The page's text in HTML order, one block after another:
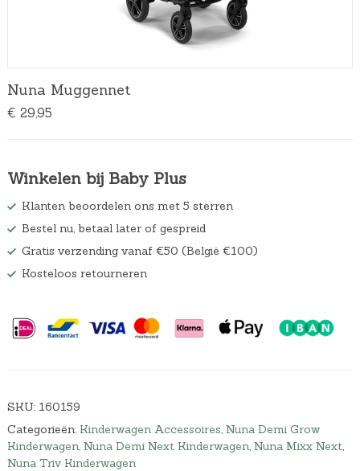
Nuna Muggennet
€ 29,95
Winkelen bij Baby Plus
Klanten beoordelen ons met 5 sterren
Bestel nu, betaal later of gespreid
Gratis verzending vanaf €50 (België €100)
Kosteloos retourneren
SKU: 160159
Categorieën: Kinderwagen Accessoires Nuna Demi Grow
Kinderwagen Nuna Demi Next Kinderwagen Nuna Mixx Next
Nuna Triv Kinderwagen